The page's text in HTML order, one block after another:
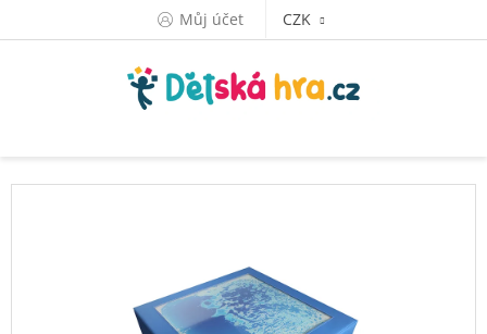
Můj účet CZK